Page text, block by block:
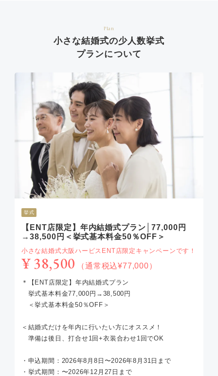
Plan
小さな結婚式の少人数挙式
プランについて
挙式
【ENT店限定】年内結婚式プラン│77,000円
→38,500円＜挙式基本料金50％OFF＞
小さな結婚式大阪ハービスENT店限定キャンペーンです！
¥ 38,500 （通常税込¥77,000）
＊【ENT店限定】年内結婚式プラン
挙式基本料金77,000円→38,500円
＜挙式基本料金50％OFF＞
＜結婚式だけを年内に行いたい方にオススメ！
準備は後日、打合せ1回+衣装合わせ1回でOK
・申込期間：2026年8月8日〜2026年8月31日まで
・挙式期間：〜2026年12月27日まで